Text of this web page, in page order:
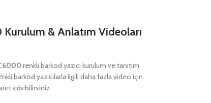
& Anlatım Videoları
renkli barkod yazıcı kurulum ve tanıtım
barkod yazıcılarla ilgili daha fazla video için
edebilirsiniz.